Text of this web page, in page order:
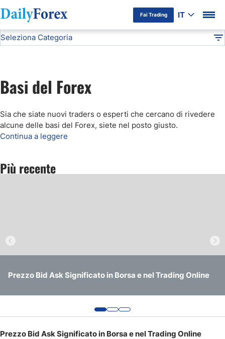
Fai Trading IT
Informativa Pubblicitaria
Seleziona Categoria
Forex Brokers
Terminologia Forex
Basi del Forex
Sia che siate nuovi traders o esperti che cercano di rivedere
alcune delle basi del Forex, siete nel posto giusto.
Continua a leggere
Più recente
Prezzo Bid Ask Significato in Borsa e nel Trading Online
Trading Online Cos'é, Come Funziona, Come Iniziare: la
Guida Definitiva
Calcolare la Formula della Leva Finanziaria nel Forex:
Esempi In Italia
Prezzo Bid Ask Significato in Borsa e nel Trading Online